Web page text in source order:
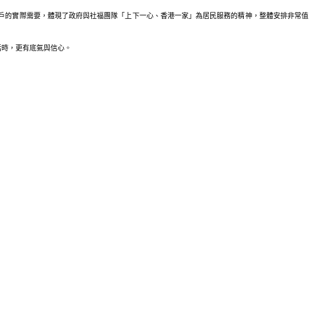
實際需要，體現了政府與社福團隊「上下一心、香港一家」為居民服務的精神，整體安排非常值
，更有底氣與信心。